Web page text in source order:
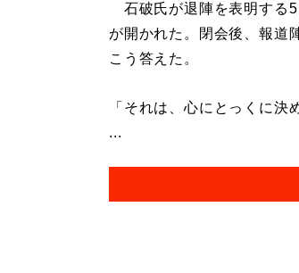
石破氏が退陣を表明する5
が開かれた。閉会後、報道
こう答えた。
「それは、心にとっくに決
...